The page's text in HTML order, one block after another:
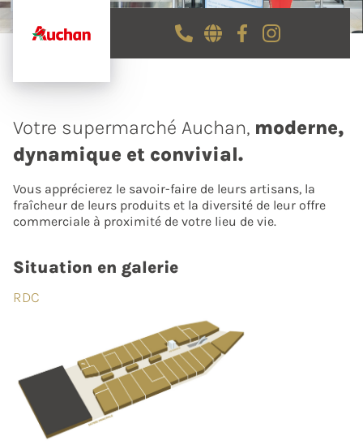
Votre supermarché Auchan, moderne,
dynamique et convivial.
Vous apprécierez le savoir-faire de leurs artisans, la
fraîcheur de leurs produits et la diversité de leur offre
commerciale à proximité de votre lieu de vie.
Situation en galerie
RDC